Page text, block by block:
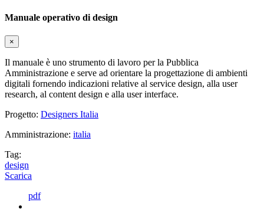
Manuale operativo di design
×
Il manuale è uno strumento di lavoro per la Pubblica
Amministrazione e serve ad orientare la progettazione di ambienti
digitali fornendo indicazioni relative al service design, alla user
research, al content design e alla user interface.
Progetto: Designers Italia
Amministrazione: italia
Tag:
design
Scarica
pdf